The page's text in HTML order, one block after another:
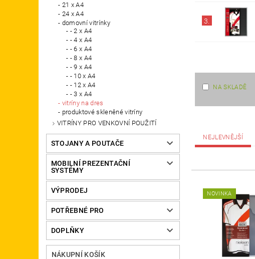
21 x A4
24 x A4
domovní vitrínky
- 2 x A4
- 4 x A4
- 6 x A4
- 8 x A4
- 9 x A4
- 10 x A4
- 12 x A4
- 3 x A4
vitríny na dres
produktové skleněné vitríny
VITRÍNY PRO VENKOVNÍ POUŽITÍ
STOJANY A POUTAČE
MOBILNÍ PREZENTAČNÍ
SYSTÉMY
VÝPRODEJ
POTŘEBNÉ PRO
DOPLŇKY
NÁKUPNÍ KOŠÍK
3.
NA SKLADĚ
NEJLEVNĚJŠÍ
NOVINKA